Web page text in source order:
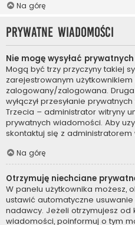
Na górę
Prywatne wiadomości
Nie mogę wysyłać
Mogą być trzy przyczyny takiej
zarejestrowanym
zalogowany/zalogowana.
wyłączył przesyłanie
Trzecia – administrator witryny
prywatnych wiadomości. Aby
skontaktuj się z administratorem
Na górę
Otrzymuję niechciane
W panelu użytkownika możesz,
ustawić automatyczne
nadawcy. Jeżeli otrzymujesz
wiadomości, poinformuj o tym